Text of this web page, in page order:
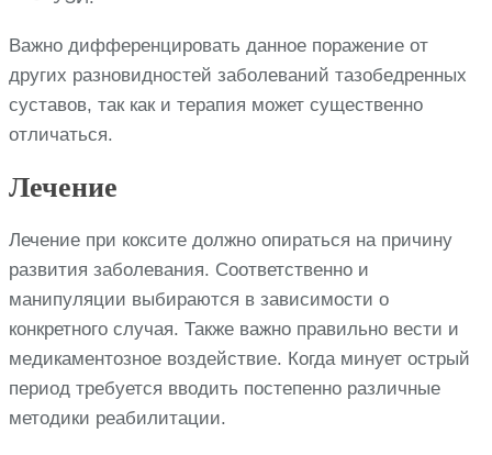
Важно дифференцировать данное поражение от
других разновидностей заболеваний тазобедренных
суставов, так как и терапия может существенно
отличаться.
Лечение
Лечение при коксите должно опираться на причину
развития заболевания. Соответственно и
манипуляции выбираются в зависимости о
конкретного случая. Также важно правильно вести и
медикаментозное воздействие. Когда минует острый
период требуется вводить постепенно различные
методики реабилитации.